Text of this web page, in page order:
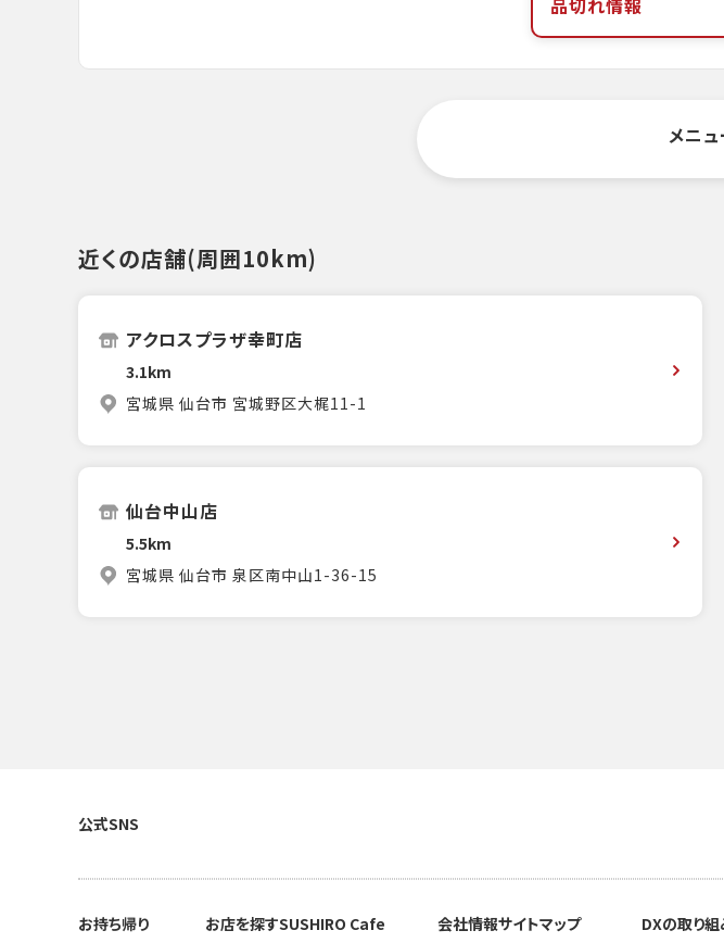
品切れ情報
メニ
近くの店舗(周囲10km)
アクロスプラザ幸町店
3.1km
宮城県 仙台市 宮城野区大梶11-1
仙台中山店
5.5km
宮城県 仙台市 泉区南中山1-36-15
公式SNS
お持ち帰り お店を探すSUSHIRO Cafe 会社情報サイトマップ DXの取り